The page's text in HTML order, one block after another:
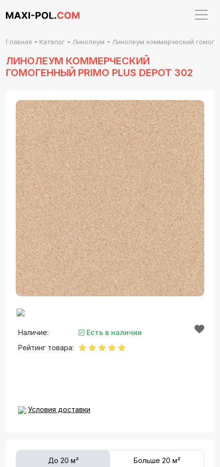
Главная - Каталог - Линолеум - Линолеум коммерческий
ЛИНОЛЕУМ КОММЕРЧЕСКИЙ
ГОМОГЕННЫЙ PRIMO PLUS DEPOT 302
Наличие:
Есть в наличии
Рейтинг товара:
Условия доставки
До 20 м² Больше 20 м²